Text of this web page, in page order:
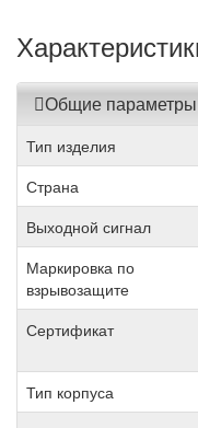
Общие параметры
Тип изделия
Страна
Выходной сигнал
Маркировка по
взрывозащите
Сертификат
Тип корпуса